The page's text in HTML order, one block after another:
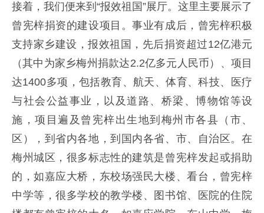
接着，我们便来到“报效祖国”展厅。这里主要展示了
曾宪梓捐资的建设项目。事业有成后，曾宪梓积极
支持家乡建设，报效祖国，先后捐资超过12亿港元
（其中为家乡梅州捐款达2.2亿多元人民币）、项目
达1400多项，包括教育、航天、体育、科技、医疗
与社会公益事业，以及道路、桥梁、博物馆等设
施，项目遍及曾宪梓出生地到梅州市各县（市、
区），到省内各地，到国内各省、市、自治区。在
梅州城区，很多标志性的建筑是曾宪梓发起或捐助
的，如嘉应大桥，东校场强民大楼、看台，曾宪梓
中学等，很多学校的教学楼、图书馆、医院的住院